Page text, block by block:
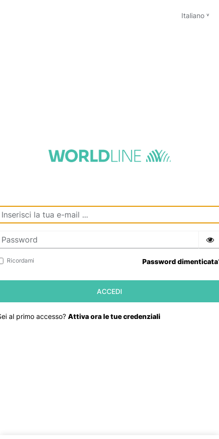
Italiano
Ricordami Password
al primo accesso? Attiva ora le tue credenziali